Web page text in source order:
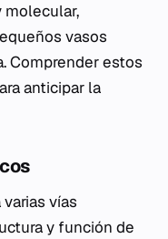
molecular,
vasos
Comprender estos
anticipar la
vías
y función de